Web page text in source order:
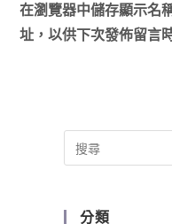
在瀏覽器中儲存顯示名
址，以供下次發佈留言
分類